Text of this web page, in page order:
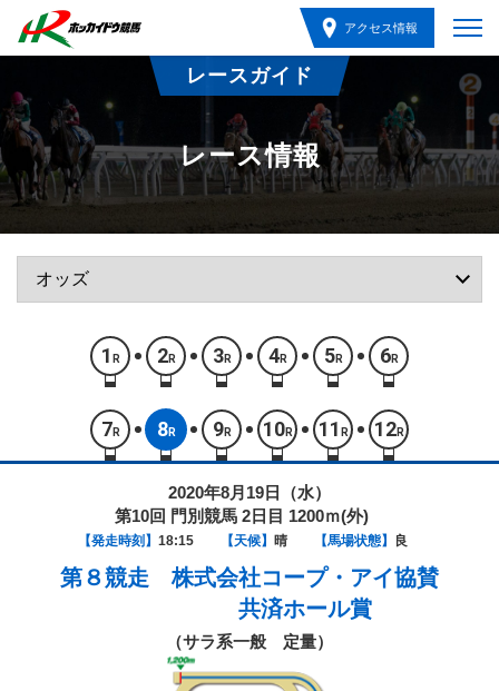
アクセス情報
レースガイド
レース情報
1 R 2R 3R 4R 5R 6R
7 R 8R 9R 10R 11 R 12R
2020年8月19日（水）
第10回 門別競馬 2日目 1200ｍ(外)
【発走時刻】 18:15 【天候】 晴 【馬場状態】 良
第８競走株式会社コープ・アイ協賛
共済ホール賞
（サラ系一般 定量）